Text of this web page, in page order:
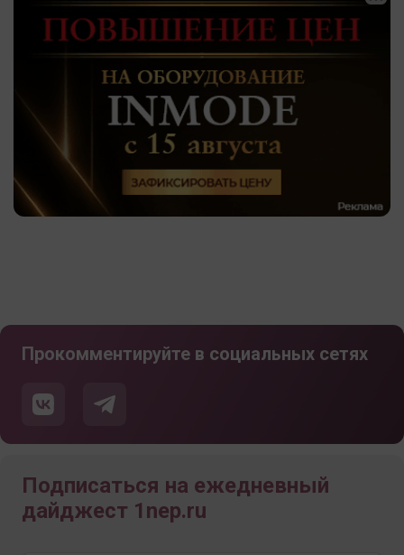
Прокомментируйте в социальных сетях
Подписаться на ежедневный
дайджест 1nep.ru